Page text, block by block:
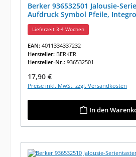
Berker 936532501 Jalousie-
Aufdruck Symbol Pfeile,
M.
Lieferzeit 3-4 Wochen
EAN: 4011334337232
Hersteller: BERKER
Hersteller-Nr.: 936532501
Regulärer Preis:
17,90 €
Preise inkl. MwSt. zzgl. Versandkosten
In den